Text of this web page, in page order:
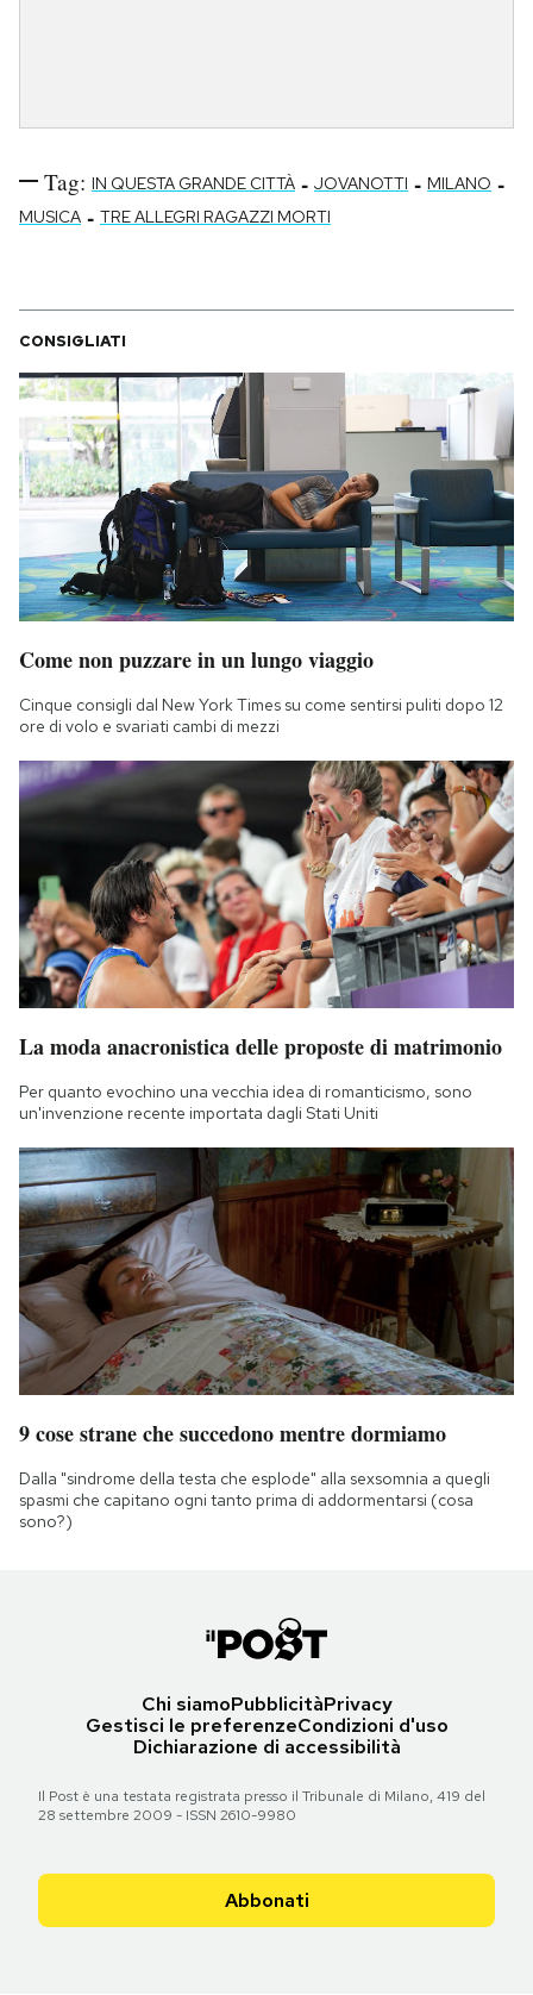
Tag: IN QUESTA GRANDE CITTÀ - JOVANOTTI - MILANO -
MUSICA - TRE ALLEGRI RAGAZZI MORTI
CONSIGLIATI
Come non puzzare in un lungo viaggio
Cinque consigli dal New York Times su come sentirsi puliti dopo 12
ore di volo e svariati cambi di mezzi
La moda anacronistica delle proposte di matrimonio
Per quanto evochino una vecchia idea di romanticismo, sono
un'invenzione recente importata dagli Stati Uniti
9 cose strane che succedono mentre dormiamo
Dalla "sindrome della testa che esplode" alla sexsomnia a quegli
spasmi che capitano ogni tanto prima di addormentarsi (cosa
sono?)
Chi siamoPubblicitàPrivacy
Gestisci le preferenzeCondizioni d'uso
Dichiarazione di accessibilità
Il Post è una testata registrata presso il Tribunale di Milano, 419 del
28 settembre 2009 - ISSN 2610-9980
Abbonati